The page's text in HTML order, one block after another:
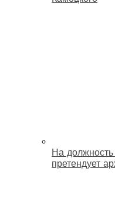
На
претендует